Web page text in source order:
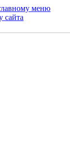
меню
сайта